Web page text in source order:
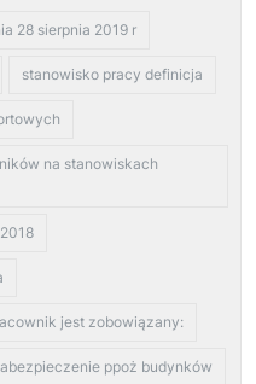
28 sierpnia 2019 r
stanowisko pracy definicja
na stanowiskach
jest zobowiązany:
ppoż budynków